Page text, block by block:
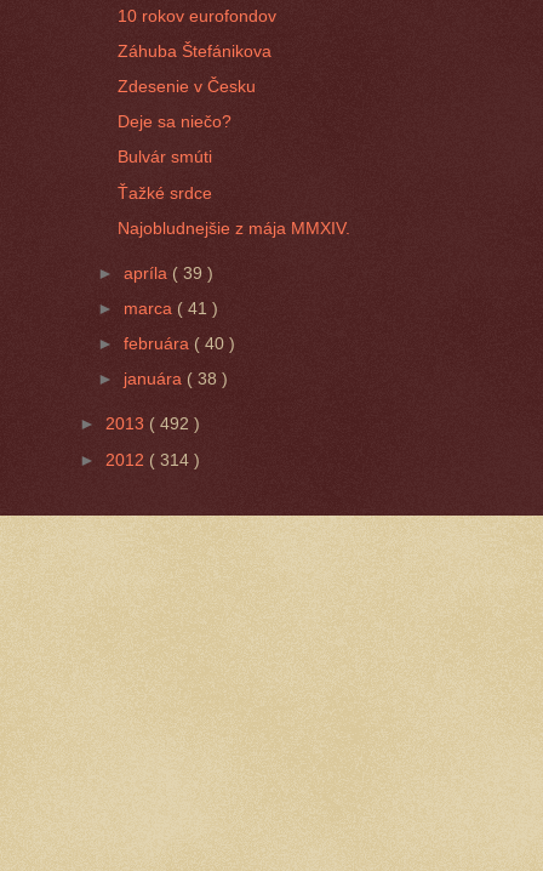
10 rokov eurofondov
Záhuba Štefánikova
Zdesenie v Česku
Deje sa niečo?
Bulvár smúti
Ťažké srdce
Najobludnejšie z mája MMXIV.
►apríla ( 39 )
► marca ( 41 )
►februára ( 40 )
► januára ( 38 )
► 2013 ( 492 )
► 2012 ( 314 )